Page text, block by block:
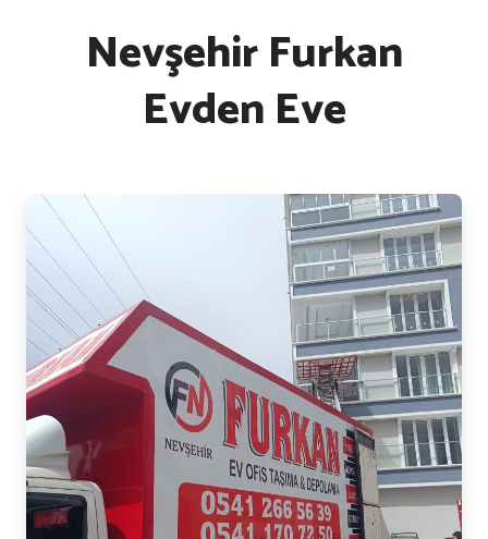
Nevşehir Furkan
Evden Eve